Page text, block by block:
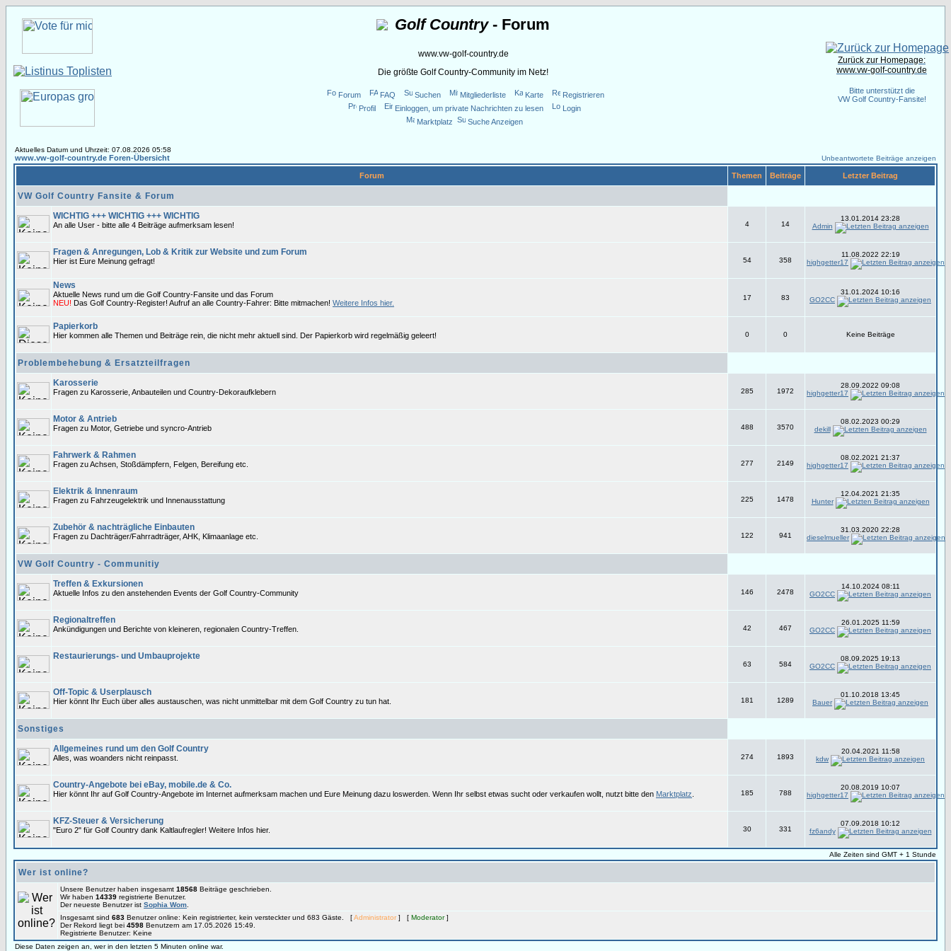
Golf Country- Forum
www.vw-golf-country.de
Die größte Golf Country-Community im Netz!
Forum FAQ Suchen Mitgliederliste Karte
Registrieren
Profil
Einloggen, um private Nachrichten zu lesen
Login
Marktplatz
Suche Anzeigen
Zurück zur Homepage:
www.vw-golf-country.de
Bitte unterstützt die
VW Golf Country-Fansite!
Aktuelles Datum und Uhrzeit: 07.08.2026 05:58
www.vw-golf-country.de Foren-Übersicht Unbeantwortete Beiträge anzeigen
Forum Themen Beiträge Letzter Beitrag
VW Golf Country Fansite & Forum
WICHTIG +++ WICHTIG +++ WICHTIG
An alle User - bitte alle 4 Beiträge aufmerksam lesen! 4 14
13.01.2014 23:28
Admin
Fragen & Anregungen, Lob & Kritik zur Website und zum Forum
Hier ist Eure Meinung gefragt! 54 358
11.08.2022 22:19
highgetter17
News
Aktuelle News rund um die Golf Country-Fansite und das Forum
NEU! Das Golf Country-Register! Aufruf an alle Country-Fahrer: Bitte mitmachen! Weitere Infos hier.
17 83
31.01.2024 10:16
GO2CC
Papierkorb
Hier kommen alle Themen und Beiträge rein, die nicht mehr aktuell sind. Der Papierkorb wird regelmäßig geleert! 0 0 Keine Beiträge
Problembehebung & Ersatzteilfragen
Karosserie
Fragen zu Karosserie, Anbauteilen und Country-Dekoraufklebern 285 1972
28.09.2022 09:08
highgetter17
Motor & Antrieb
Fragen zu Motor, Getriebe und syncro-Antrieb 488 3570
08.02.2023 00:29
dekill
Fahrwerk & Rahmen
Fragen zu Achsen, Stoßdämpfern, Felgen, Bereifung etc. 277 2149
08.02.2021 21:37
highgetter17
Elektrik & Innenraum
Fragen zu Fahrzeugelektrik und Innenausstattung 225 1478
12.04.2021 21:35
Hunter
Zubehör & nachträgliche Einbauten
Fragen zu Dachträger/Fahrradträger, AHK, Klimaanlage etc. 122 941
31.03.2020 22:28
dieselmueller
VW Golf Country - Communitiy
Treffen & Exkursionen
Aktuelle Infos zu den anstehenden Events der Golf Country-Community 146 2478
14.10.2024 08:11
GO2CC
Regionaltreffen
Ankündigungen und Berichte von kleineren, regionalen Country-Treffen. 42 467
26.01.2025 11:59
GO2CC
Restaurierungs- und Umbauprojekte
63 584
08.09.2025 19:13
GO2CC
Off-Topic & Userplausch
Hier könnt Ihr Euch über alles austauschen, was nicht unmittelbar mit dem Golf Country zu tun hat. 181 1289
01.10.2018 13:45
Bauer
Sonstiges
Allgemeines rund um den Golf Country
Alles, was woanders nicht reinpasst. 274 1893
20.04.2021 11:58
kdw
Country-Angebote bei eBay, mobile.de & Co.
Hier könnt Ihr auf Golf Country-Angebote im Internet aufmerksam machen und Eure Meinung dazu loswerden. Wenn Ihr selbst etwas sucht oder verkaufen wollt, nutzt bitte den Marktplatz 185 788
20.08.2019 10:07
highgetter17
KFZ-Steuer & Versicherung
"Euro 2" für Golf Country dank Kaltlaufregler! Weitere Infos hier. 30 331
07.09.2018 10:12
fz6andy
Alle Zeiten sind GMT + 1 Stunde
Wer ist online?
Unsere Benutzer haben insgesamt 18568 Beiträge geschrieben.
Wir haben 14339 registrierte Benutzer.
Der neueste Benutzer ist Sophia Wom
Insgesamt sind 683 Benutzer online: Kein registrierter, kein versteckter und 683 Gäste. [Administrator ] [ Moderator]
Der Rekord liegt bei 4598 Benutzern am 17.05.2026 15:49.
Registrierte Benutzer: Keine
Diese Daten zeigen an, wer in den letzten 5 Minuten online war.